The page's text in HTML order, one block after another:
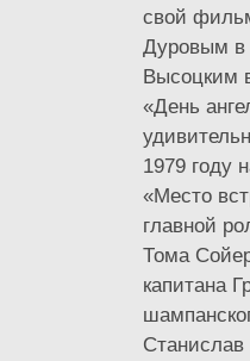
свой
Дуровым в
Высоцким
«День
1979 году
«Место
главной
Тома
капитана
Станислав